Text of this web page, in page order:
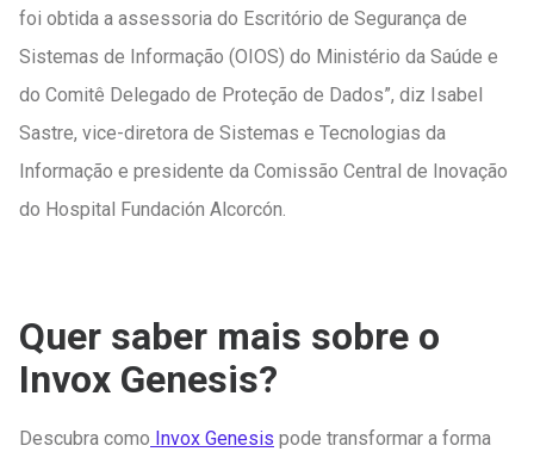
foi obtida a assessoria do Escritório de Segurança de
Sistemas de Informação (OIOS) do Ministério da Saúde e
do Comitê Delegado de Proteção de Dados”, diz Isabel
Sastre, vice-diretora de Sistemas e Tecnologias da
Informação e presidente da Comissão Central de Inovação
do Hospital Fundación Alcorcón.
Quer saber mais sobre o
Invox Genesis?
Descubra como Invox Genesis pode transformar a forma